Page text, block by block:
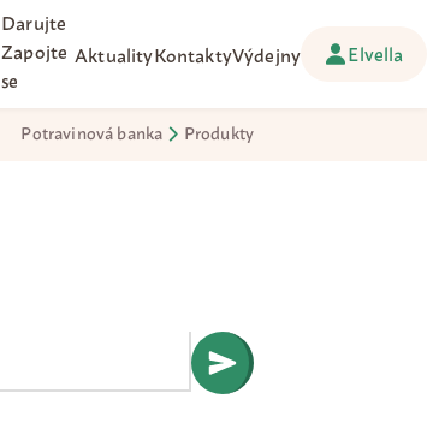
Elvella
Darujte
Zapojte
se
AktualityKontaktyVýdejny
Potravinová banka Produkty
Přihlásit k odběru